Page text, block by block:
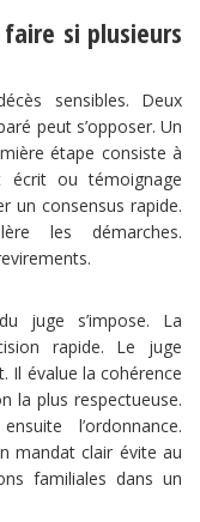
si plusieurs
sensibles. Deux
peut s’opposer. Un
étape consiste à
écrit ou témoignage
un consensus rapide.
les démarches.
juge s’impose. La
rapide. Le juge
Il évalue la cohérence
la plus respectueuse.
l’ordonnance.
mandat clair évite au
familiales dans un